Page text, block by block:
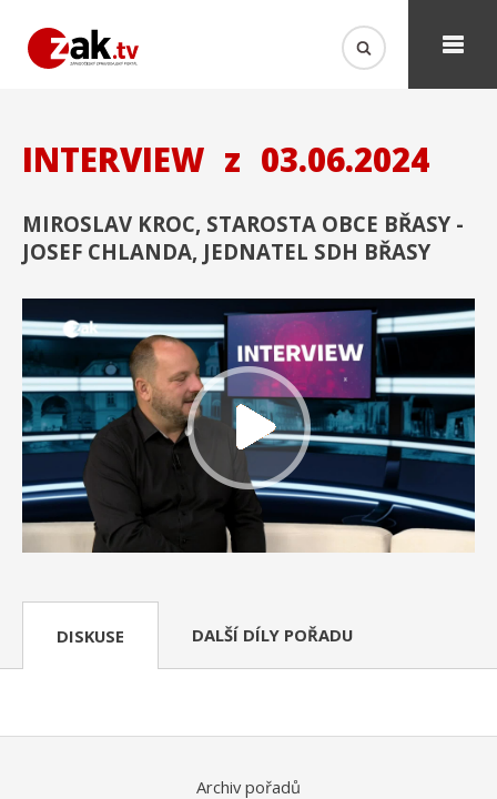
INTERVIEW z 03.06.2024
MIROSLAV KROC, STAROSTA OBCE BŘASY -
JOSEF CHLANDA, JEDNATEL SDH BŘASY
DISKUSE DALŠÍ DÍLY POŘADU
Archiv pořadů